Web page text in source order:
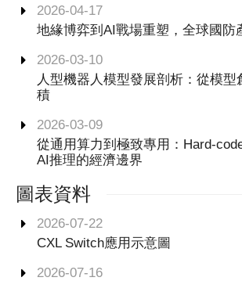
2026-04-17
地緣博弈到AI戰場重塑，全球國防
2026-03-10
人型機器人模型發展剖析：從模型
積
2026-03-09
從通用算力到極致專用：Hard-
AI推理的經濟邊界
圖表資料
2026-07-22
CXL Switch應用示意圖
2026-07-16